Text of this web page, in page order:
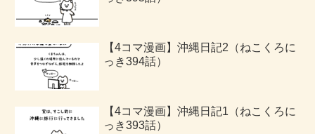
【4コマ漫画】沖縄日記2（ねこくろに
っき394話）
【4コマ漫画】沖縄日記1（ねこくろに
っき393話）